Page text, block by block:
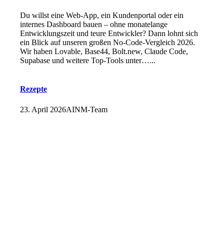
Du willst eine Web-App, ein Kundenportal oder ein
internes Dashboard bauen – ohne monatelange
Entwicklungszeit und teure Entwickler? Dann lohnt sich
ein Blick auf unseren großen No-Code-Vergleich 2026.
Wir haben Lovable, Base44, Bolt.new, Claude Code,
Supabase und weitere Top-Tools unter…...
Rezepte
23. April 2026AINM-Team